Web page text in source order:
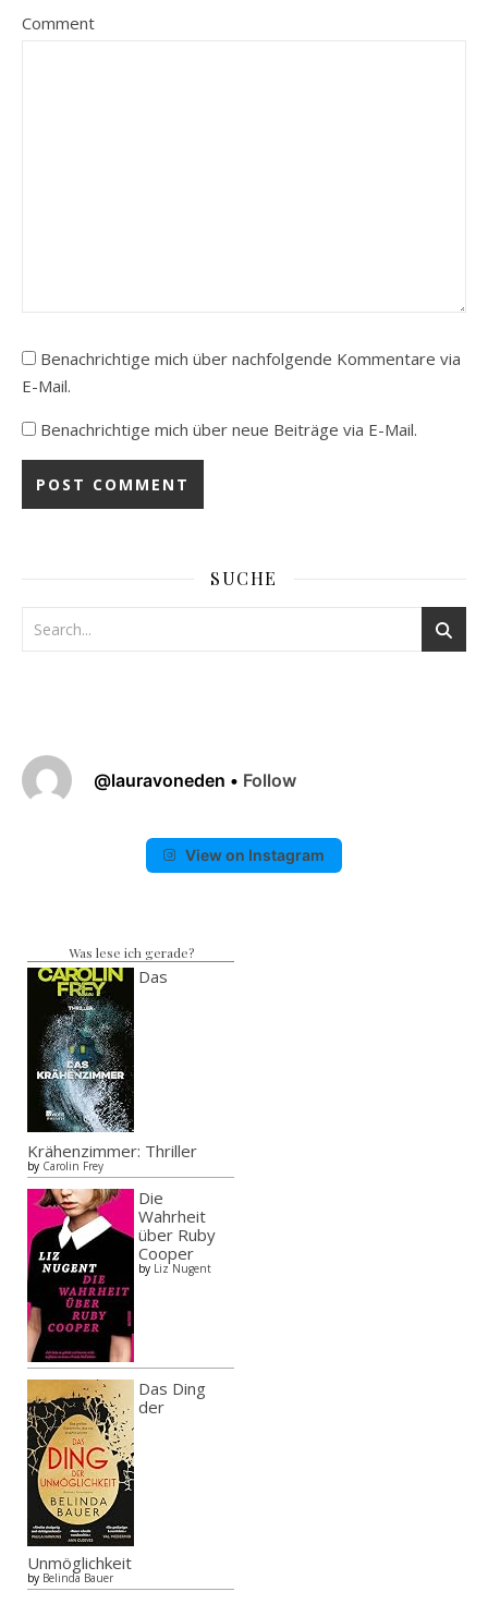
Comment
Benachrichtige mich über nachfolgende Kommentare via
E-Mail.
Benachrichtige mich über neue Beiträge via E-Mail.
SUCHE
@lauravoneden • Follow
View on Instagram
Was lese ich gerade?
Das
Krähenzimmer: Thriller
by Carolin Frey
Die
Wahrheit
über Ruby
Cooper
by Liz Nugent
Das Ding
der
Unmöglichkeit
by Belinda Bauer